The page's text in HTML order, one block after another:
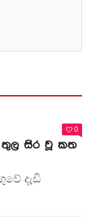
0
සිර වූ කත
දැඩි